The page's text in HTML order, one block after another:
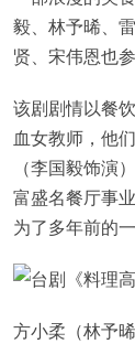
毅、林予晞、
贤、宋伟恩也
该剧剧情以餐
血女教师，他
（李国毅饰演
富盛名餐厅事
为了多年前的
方小柔（林予